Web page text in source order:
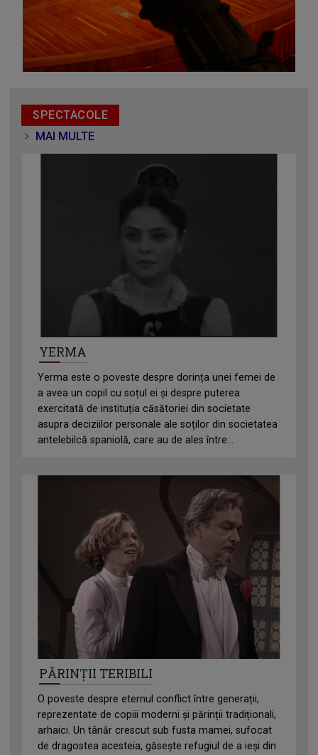
SPECTACOLE
MAI MULTE
YERMA
Yerma este o poveste despre dorința unei femei de
a avea un copil cu soțul ei și despre puterea
exercitată de instituția căsătoriei din societate
asupra deciziilor personale ale soților din societatea
antelebilcă spaniolă, care au de ales între...
PĂRINȚII TERIBILI
O poveste despre eternul conflict între generații,
reprezentate de copiii moderni și părinții tradiționali,
arhaici. Un tânăr crescut sub fusta mamei, sufocat
de dragostea acesteia, găsește refugiul de a ieși din